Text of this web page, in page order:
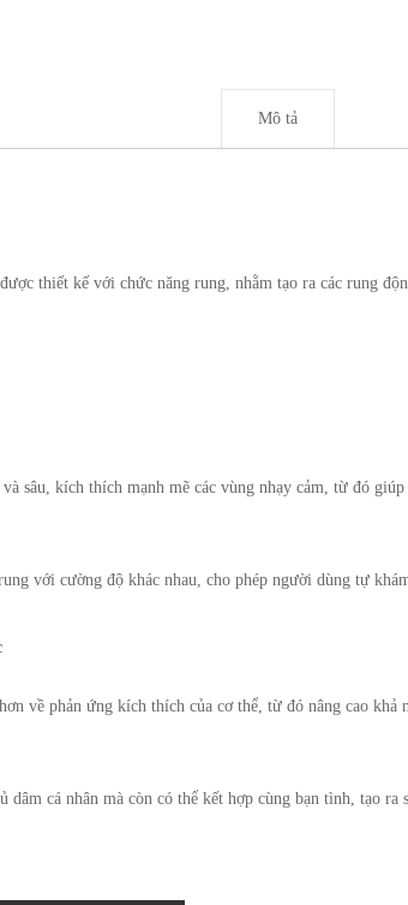
Mô tả
thiết kế với chức năng rung, nhằm tạo ra các rung
sâu, kích thích mạnh mẽ các vùng nhạy cảm, từ đó
với cường độ khác nhau, cho phép người dùng tự
về phản ứng kích thích của cơ thể, từ đó nâng cao khả
cá nhân mà còn có thể kết hợp cùng bạn tình, tạo ra